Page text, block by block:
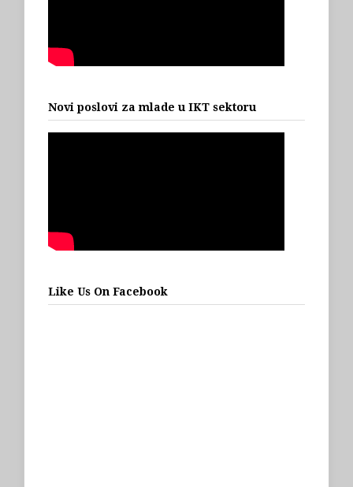
Novi poslovi za mlade u IKT sektoru
Like Us On Facebook